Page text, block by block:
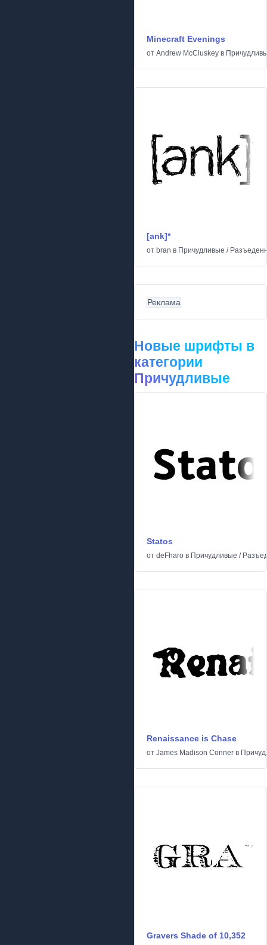
Minecraft Evenings
от Andrew McCluskey в
[ank]*
от bran в Причудливые /
Реклама
Новые шрифты в
категории
Причудливые
Statos
от deFharo в Причудливые /
Renaissance is Chase
от James Madison Conner в
Gravers Shade of 10,352